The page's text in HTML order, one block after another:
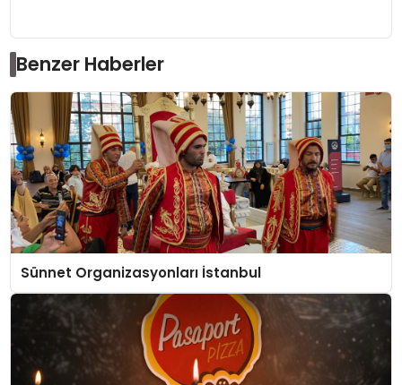
Benzer Haberler
Sünnet Organizasyonları İstanbul